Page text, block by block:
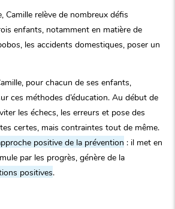
Camille relève de nombreux défis
enfants, notamment en matière de
les accidents domestiques, poser un
pour chacun de ses enfants,
ces méthodes d’éducation. Au début de
les échecs, les erreurs et pose des
certes, mais contraintes tout de même.
positive de la prévention : il met en
par les progrès, génère de la
positives.